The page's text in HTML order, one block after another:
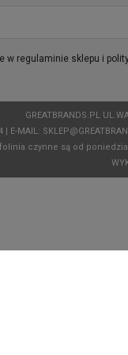
w regulaminie sklepu i
GREATBRANDS.PL
| E-MAIL:
czynne są od